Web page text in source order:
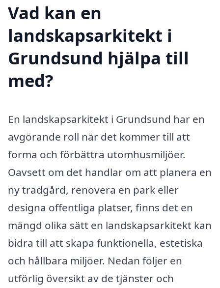
Vad kan en
landskapsarkitekt i
Grundsund hjälpa till
med?
En landskapsarkitekt i Grundsund har en
avgörande roll när det kommer till att
forma och förbättra utomhusmiljöer.
Oavsett om det handlar om att planera en
ny trädgård, renovera en park eller
designa offentliga platser, finns det en
mängd olika sätt en landskapsarkitekt kan
bidra till att skapa funktionella, estetiska
och hållbara miljöer. Nedan följer en
utförlig översikt av de tjänster och